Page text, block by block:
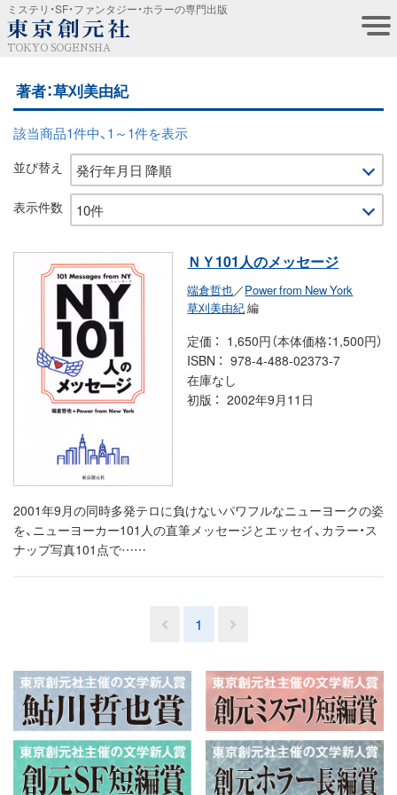
ミステリ・SF・ファンタジー・ホラーの専門出版
TOKYO SOGENSHA
著者：草刈美由紀
該当商品1件中、1～1件を表示
並び替え
表示件数
ＮＹ101人のメッセージ
端倉哲也／Power from New York
草刈美由紀編
定価
1,650円（本体価格：1,500円）
ISBN
978-4-488-02373-7
在庫なし
初版
2002年9月11日
2001年9月の同時多発テロに負けないパワフルなニューヨークの姿
を、ニューヨーカー101人の直筆メッセージとエッセイ、カラー・ス
ナップ写真101点で……
1